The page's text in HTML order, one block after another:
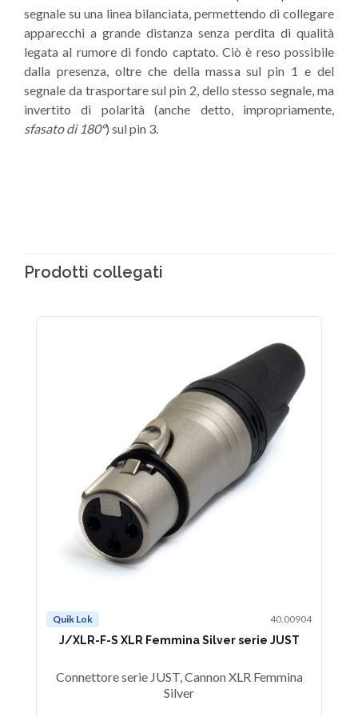
segnale su una linea bilanciata, permettendo di collegare
apparecchi a grande distanza senza perdita di qualità
legata al rumore di fondo captato. Ciò è reso possibile
dalla presenza, oltre che della massa sul pin 1 e del
segnale da trasportare sul pin 2, dello stesso segnale, ma
invertito di polarità (anche detto, impropriamente,
sfasato di 180°) sul pin 3.
Prodotti collegati
Quik Lok 40.00904
J/XLR-F-S XLR Femmina Silver serie JUST
Connettore serie JUST, Cannon XLR Femmina
Silver